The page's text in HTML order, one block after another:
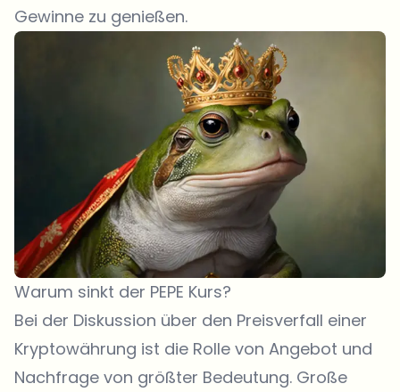
Gewinne zu genießen.
Warum sinkt der PEPE Kurs?
Bei der Diskussion über den Preisverfall einer
Kryptowährung ist die Rolle von Angebot und
Nachfrage von größter Bedeutung. Große